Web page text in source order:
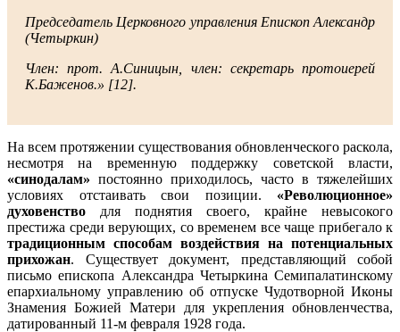
Председатель Церковного управления Епископ Александр
(Четыркин)
Член: прот. А.Синицын, член: секретарь протоиерей
К.Баженов.» [12].
На всем протяжении существования обновленческого раскола,
несмотря на временную поддержку советской власти,
«синодалам» постоянно приходилось, часто в тяжелейших
условиях отстаивать свои позиции. «Революционное»
духовенство для поднятия своего, крайне невысокого
престижа среди верующих, со временем все чаще прибегало к
традиционным способам воздействия на потенциальных
прихожан. Существует документ, представляющий собой
письмо епископа Александра Четыркина Семипалатинскому
епархиальному управлению об отпуске Чудотворной Иконы
Знамения Божией Матери для укрепления обновленчества,
датированный 11-м февраля 1928 года.